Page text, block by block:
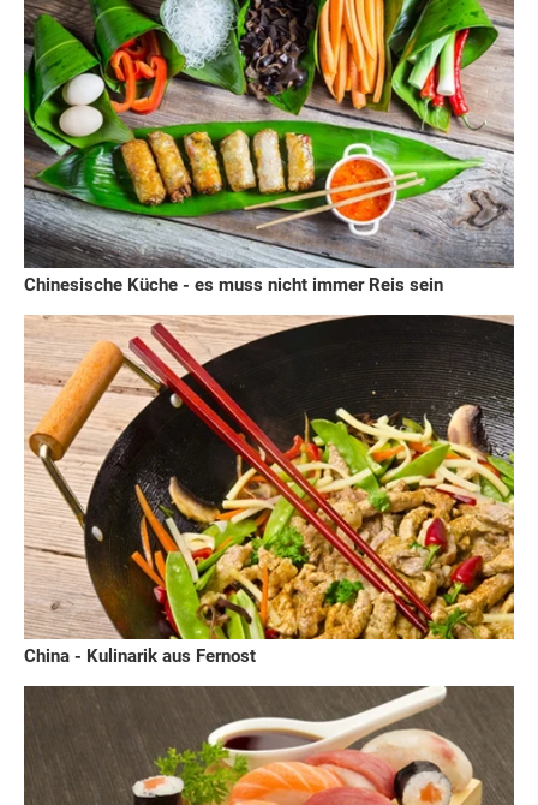
Chinesische Küche - es muss nicht immer Reis sein
China - Kulinarik aus Fernost